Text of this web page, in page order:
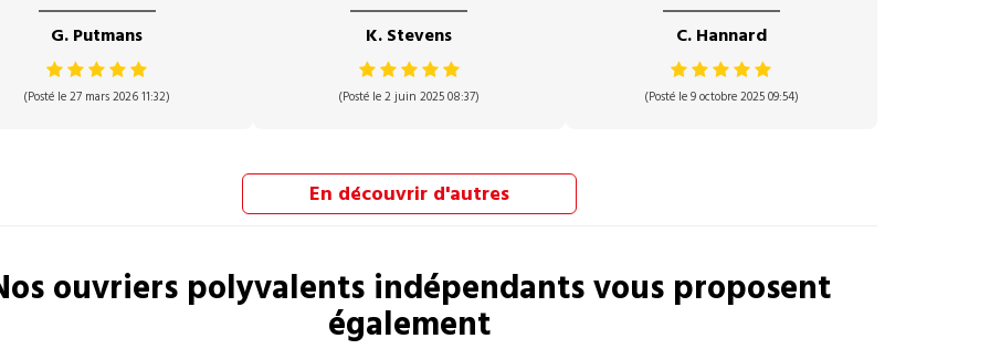
G. Putmans
(Posté le 27 mars 2026 11:32)
K. Stevens
(Posté le 2 juin 2025 08:37)
C. Hannard
(Posté le 9 octobre 2025 09:54)
En découvrir d'autres
ouvriers polyvalentsindépendants vous proposent
également